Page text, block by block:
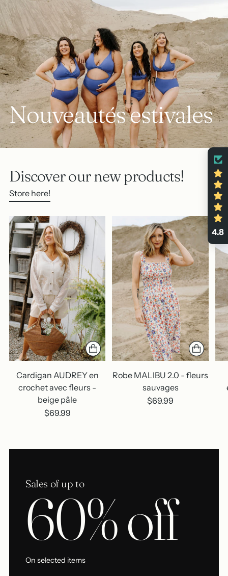
Nouveautés estivales
Discover our new products!
Store here!
Cardigan AUDREY en
crochet avec fleurs -
beige pâle
$69.99
Robe MALIBU 2.0 - fleurs
sauvages
$69.99
Sales of up to
60% off
On selected items
4.8